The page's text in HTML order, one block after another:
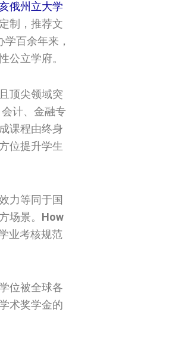
俄州立大学‌‌‌‌‌
制，推荐文
百余年来，
公立学府。
顶尖领域突
计、金融专
课程由终身
位提升学生
力等同于国
场景。 How
业考核规范
位被全球各
术奖学金的